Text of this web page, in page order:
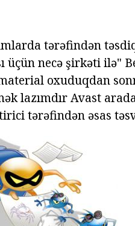
tərəfindən
üçün necə şirkəti ilə"
oxuduqdan
lazımdır Avast
tərəfindən əsas